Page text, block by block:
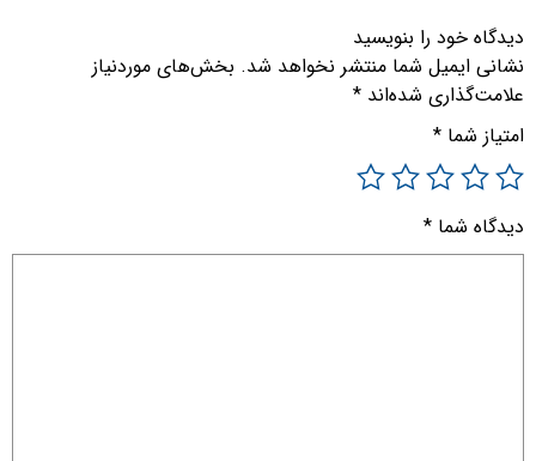
دیدگاه خود را بنویسید
نشانی ایمیل شما منتشر نخواهد شد. بخش‌های موردنیاز
علامت‌گذاری شده‌اند *
امتیاز شما *
دیدگاه شما *